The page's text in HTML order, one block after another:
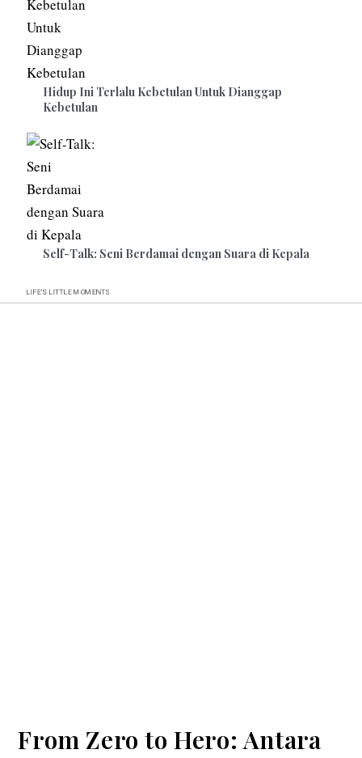
Hidup Ini Terlalu Kebetulan Untuk Dianggap
Kebetulan
Self-Talk: Seni Berdamai dengan Suara di Kepala
LIFE’S LITTLE MOMENTS
From Zero to Hero: Antara